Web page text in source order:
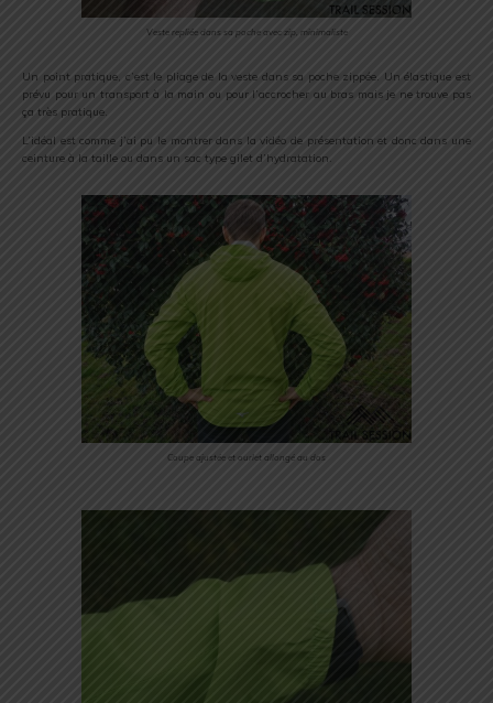
Veste repliée dans sa poche avec zip, minimaliste
Un point pratique, c’est le pliage de la veste dans sa poche zippée. Un élastique est
prévu pour un transport à la main ou pour l’accrocher au bras mais je ne trouve pas
ça très pratique.
L’idéal est comme j’ai pu le montrer dans la vidéo de présentation et donc dans une
ceinture à la taille ou dans un sac type gilet d’hydratation.
Coupe ajustée et ourlet allongé au dos